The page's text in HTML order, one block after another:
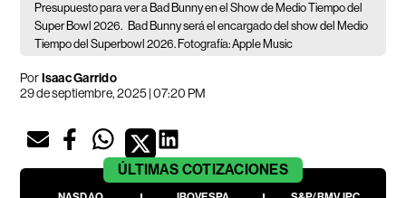
Presupuesto para ver a Bad Bunny en el Show de Medio Tiempo del
Super Bowl 2026. Bad Bunny será el encargado del show del Medio
Tiempo del Superbowl 2026. Fotografía: Apple Music
PorIsaac Garrido
29 de septiembre, 2025 | 07:20 PM
ÚLTIMAS COTIZACIONES